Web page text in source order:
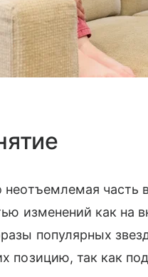
часть
изменений как на
популярных
позицию, так как